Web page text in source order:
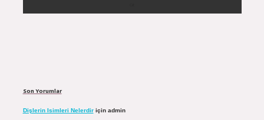
Son Yorumlar
Dişlerin Isimleri Nelerdiriçin admin